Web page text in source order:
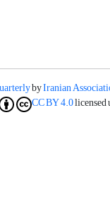
byIranian
licensed
CC BY 4.0